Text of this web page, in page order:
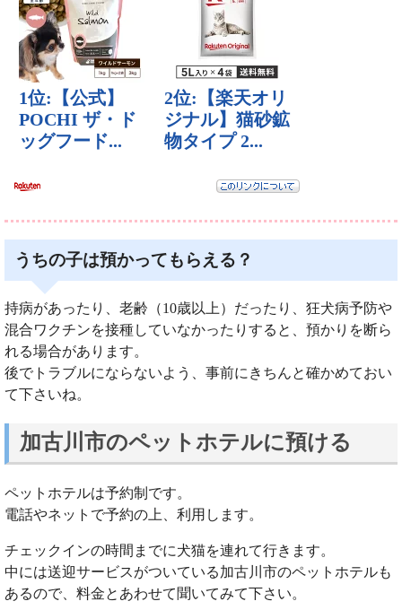
うちの子は預かってもらえる？
持病があったり、老齢（10歳以上）だったり、狂犬病予防や
混合ワクチンを接種していなかったりすると、預かりを断ら
れる場合があります。
後でトラブルにならないよう、事前にきちんと確かめておい
て下さいね。
加古川市のペットホテルに預ける
ペットホテルは予約制です。
電話やネットで予約の上、利用します。
チェックインの時間までに犬猫を連れて行きます。
中には送迎サービスがついている加古川市のペットホテルも
あるので、料金とあわせて聞いてみて下さい。